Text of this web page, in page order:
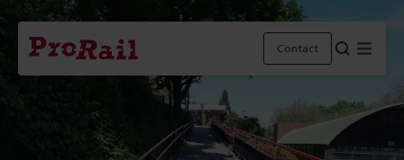
Navigatie
Homepage
ProRail
Contact